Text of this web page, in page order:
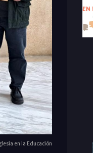
en la Educación